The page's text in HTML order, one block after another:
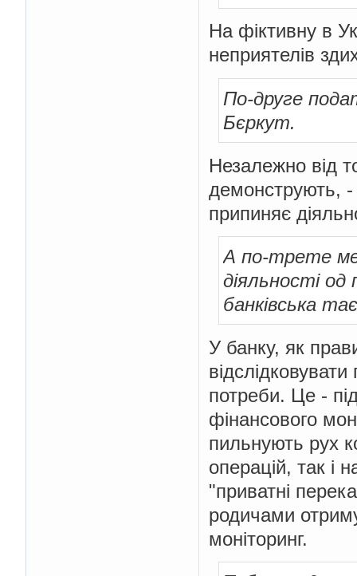
На фіктивну в
неприятелів
По-друге
Бєркут.
Незалежно від
демонструють, -
припиняє
А по-трете
діяльності од
банківська
У банку, як
потреби. Це -
фінансового
пильнують рух
операцій, так і
"приватні
родичами
моніторинг.